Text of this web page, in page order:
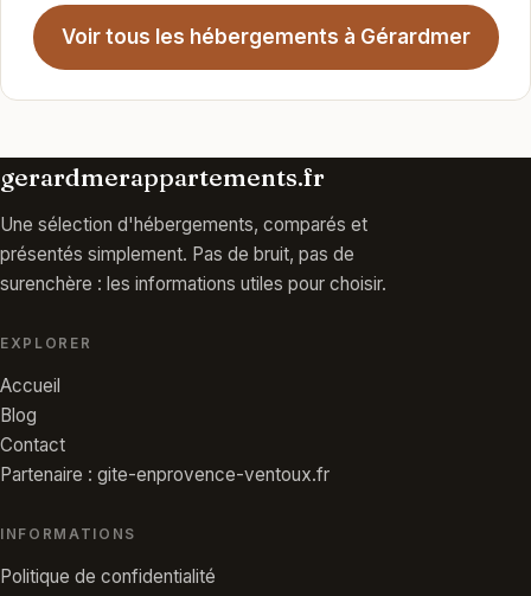
Voir tous les hébergements à Gérardmer
gerardmerappartements.fr
Une sélection d'hébergements, comparés et
présentés simplement. Pas de bruit, pas de
surenchère : les informations utiles pour choisir.
EXPLORER
Accueil
Blog
Contact
Partenaire : gite-enprovence-ventoux.fr
INFORMATIONS
Politique de confidentialité